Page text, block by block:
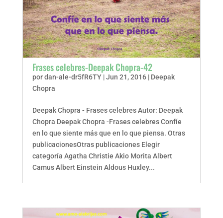
Frases celebres-Deepak Chopra-42
pordan-ale-dr5fR6TY|Jun 21, 2016| Deepak
Chopra
Deepak Chopra - Frases celebres Autor: Deepak
Chopra Deepak Chopra -Frases celebres Confíe
en lo que siente más que en lo que piensa. Otras
publicacionesOtras publicaciones Elegir
categoría Agatha Christie Akio Morita Albert
Camus Albert Einstein Aldous Huxley...